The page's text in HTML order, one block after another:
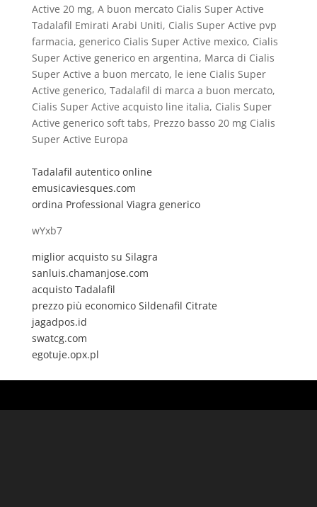
Active 20 mg, A buon mercato Cialis Super Active
Tadalafil Emirati Arabi Uniti, Cialis Super Active pvp
farmacia, generico Cialis Super Active mexico, Cialis
Super Active generico en argentina, Marca di Cialis
Super Active a buon mercato, le iene Cialis Super
Active generico, Tadalafil di marca a buon mercato,
Cialis Super Active acquisto line italia, Cialis Super
Active generico soft tabs, Prezzo basso 20 mg Cialis
Super Active Europa
Tadalafil autentico online
emusicaviesques.com
ordina Professional Viagra generico
wYxb7
miglior acquisto su Silagra
sanluis.chamanjose.com
acquisto Tadalafil
prezzo più economico Sildenafil Citrate
jagadpos.id
swatcg.com
egotuje.opx.pl